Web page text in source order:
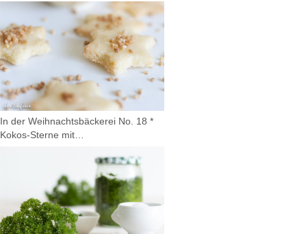
In der Weihnachtsbäckerei No. 18 *
Kokos-Sterne mit…